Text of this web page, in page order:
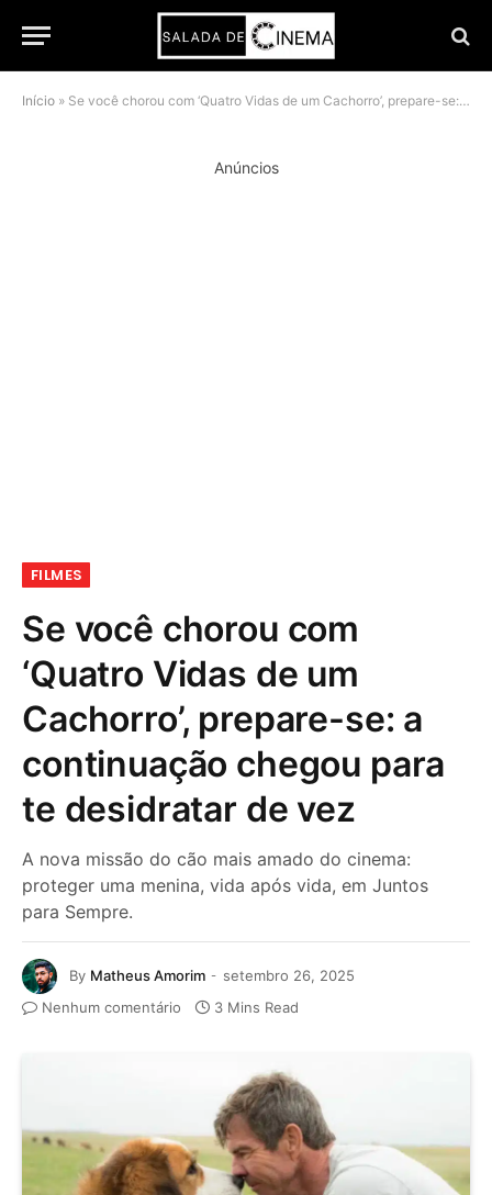
Início » Se você chorou com ‘Quatro Vidas de um Cachorro’, prepare-se: a continuação chegou para te desidratar de vez
Anúncios
FILMES
Se você chorou com
‘Quatro Vidas de um
Cachorro’, prepare-se: a
continuação chegou para
te desidratar de vez
A nova missão do cão mais amado do cinema:
proteger uma menina, vida após vida, em Juntos
para Sempre.
By Matheus Amorim
setembro 26, 2025
Nenhum comentário
3 Mins Read